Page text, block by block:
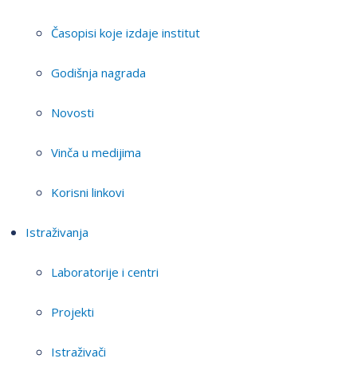
Časopisi koje izdaje institut
Godišnja nagrada
Novosti
Vinča u medijima
Korisni linkovi
Istraživanja
Laboratorije i centri
Projekti
Istraživači